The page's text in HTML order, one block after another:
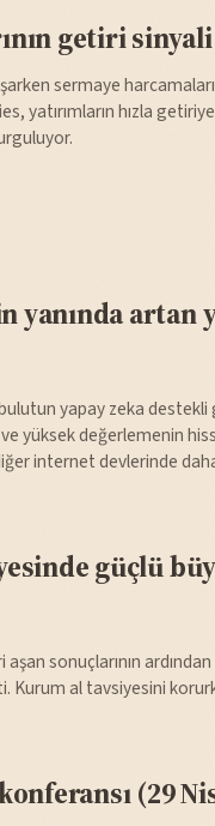
getiri sinyali
sermaye
yatırımların hızla
yanında artan
yapay zeka
ve yüksek değerlemenin
internet devlerinde
güçlü
sonuçlarının
Kurum al tavsiyesini
(29